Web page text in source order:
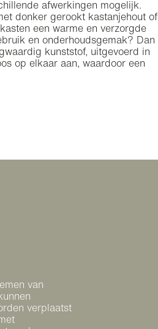
afwerkingen mogelijk.
donker gerookt kastanjehout of
een warme en verzorgde
en onderhoudsgemak? Dan
kunststof, uitgevoerd in
op elkaar aan, waardoor een
van
verplaatst